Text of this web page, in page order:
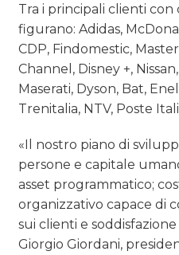
Tra i principali clienti
figurano: Adidas,
CDP, Findomestic,
Channel, Disney +,
Maserati, Dyson, Bat,
Trenitalia, NTV, Poste
«Il nostro piano di
persone e capitale
asset programmatico;
organizzativo capace di
sui clienti e
Giorgio Giordani,